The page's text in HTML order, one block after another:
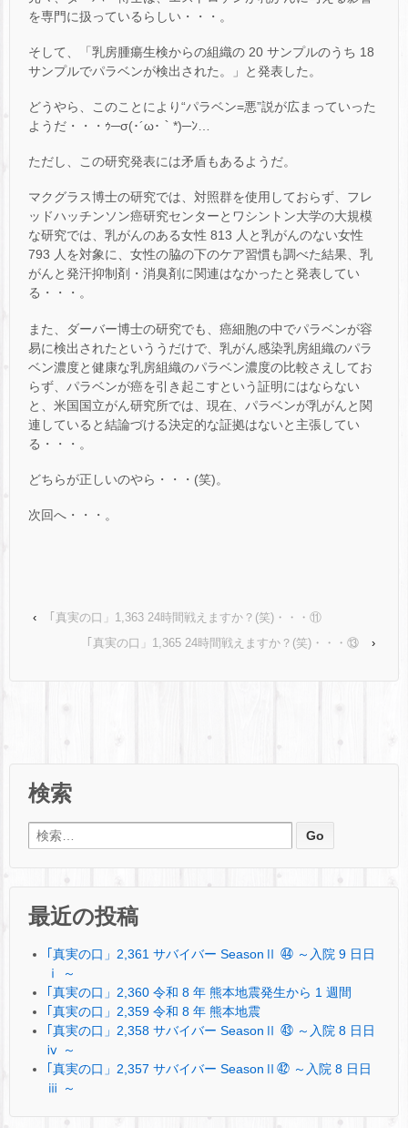
を専門に扱っているらしい・・・。
そして、「乳房腫瘍生検からの組織の 20 サンプルのうち 18
サンプルでパラベンが検出された。」と発表した。
どうやら、このことにより“パラベン=悪”説が広まっていった
ようだ・・・ｩ─σ(･´ω･｀*)─ﾝ…
ただし、この研究発表には矛盾もあるようだ。
マクグラス博士の研究では、対照群を使用しておらず、フレ
ッドハッチンソン癌研究センターとワシントン大学の大規模
な研究では、乳がんのある女性 813 人と乳がんのない女性
793 人を対象に、女性の脇の下のケア習慣も調べた結果、乳
がんと発汗抑制剤・消臭剤に関連はなかったと発表してい
る・・・。
また、ダーバー博士の研究でも、癌細胞の中でパラベンが容
易に検出されたといううだけで、乳がん感染乳房組織のパラ
ベン濃度と健康な乳房組織のパラベン濃度の比較さえしてお
らず、パラベンが癌を引き起こすという証明にはならない
と、米国国立がん研究所では、現在、パラベンが乳がんと関
連していると結論づける決定的な証拠はないと主張してい
る・・・。
どちらが正しいのやら・・・(笑)。
次回へ・・・。
‹
｢真実の口」1,363 24時間戦えますか？(笑)・・・⑪
｢真実の口」1,365 24時間戦えますか？(笑)・・・⑬
›
検索
検索:
最近の投稿
｢真実の口」2,361 サバイバー SeasonⅡ ㊹ ～入院 9 日日
ⅰ ～
｢真実の口」2,360 令和 8 年 熊本地震発生から 1 週間
｢真実の口」2,359 令和 8 年 熊本地震
｢真実の口」2,358 サバイバー SeasonⅡ ㊸ ～入院 8 日日
ⅳ ～
｢真実の口」2,357 サバイバー SeasonⅡ㊷ ～入院 8 日日
ⅲ ～